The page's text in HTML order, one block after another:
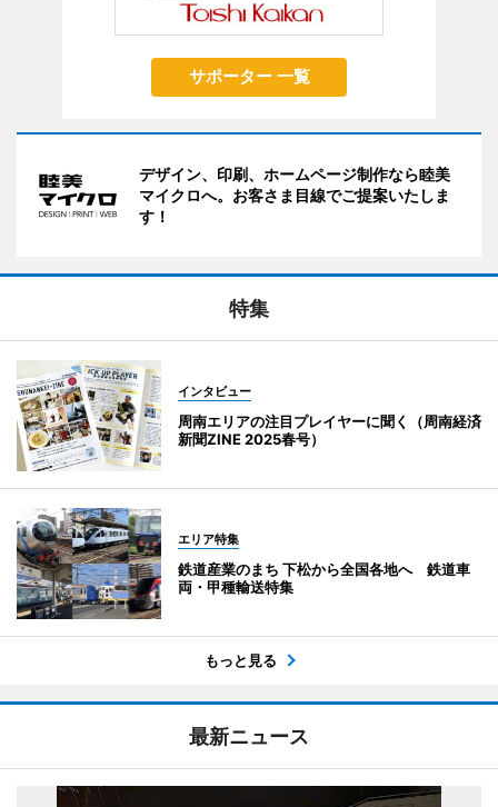
サポーター 一覧
デザイン、印刷、ホームページ制作なら睦美
マイクロへ。お客さま目線でご提案いたしま
す！
特集
インタビュー
周南エリアの注目プレイヤーに聞く（周南経済
新聞ZINE 2025春号）
エリア特集
鉄道産業のまち 下松から全国各地へ 鉄道車
両・甲種輸送特集
もっと見る
最新ニュース